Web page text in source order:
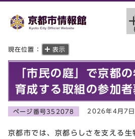
現在位置： 表示
「市民の庭」で京都
育成する取組の参加者
ページ番号352078 2026年4月7日
京都市では、京都らしさを支える生